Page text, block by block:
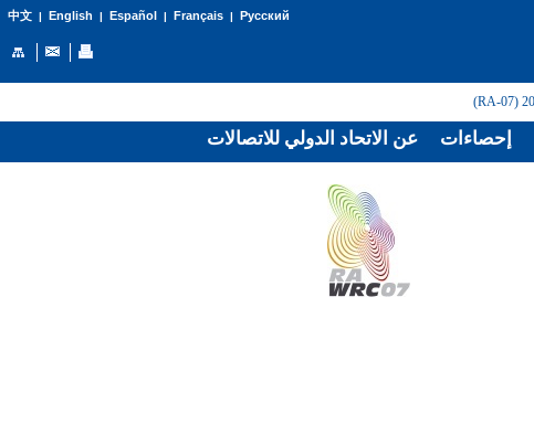
中文| English | Español | Français| Русский
عن الاتحاد الدولي للاتصالات إحصاءات